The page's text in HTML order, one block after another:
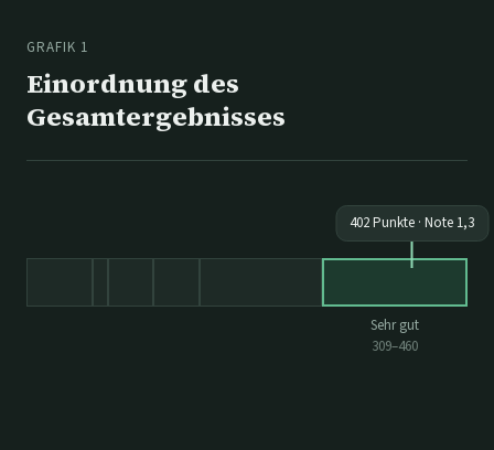
GRAFIK 1
Einordnung des
Gesamtergebnisses
402Punkte · Note 1,3
Sehr gut
309–460